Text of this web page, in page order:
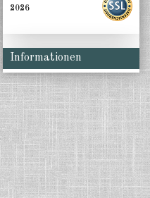
2026
Informationen